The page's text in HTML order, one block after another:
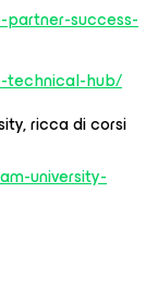
success-
technical-hub/
ricca di corsi
university-